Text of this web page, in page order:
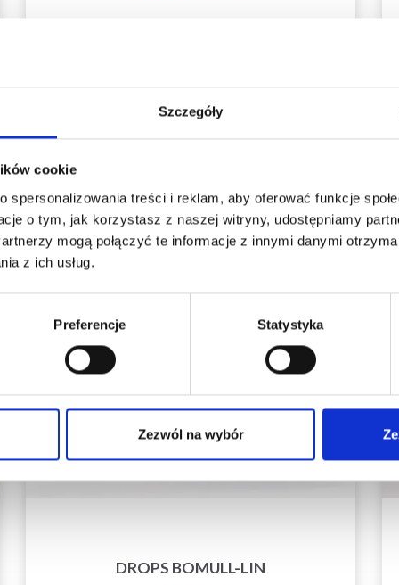
Szczegóły
cookie
spersonalizowania treści i reklam, aby oferować funkcje
o tym, jak korzystasz z naszej witryny, udostępniamy
mogą połączyć te informacje z innymi danymi
z ich usług.
Preferencje Statystyka
Zezwól na wybór
DROPS BOMULL-LIN
Oszczędź nawet do 50%
Stań się częścią naszej społeczności miłośników
włóczek i uzyskaj wyłączny dostęp do
inspirujących wzorów na druty i specjalnych
Nie, dziękuję